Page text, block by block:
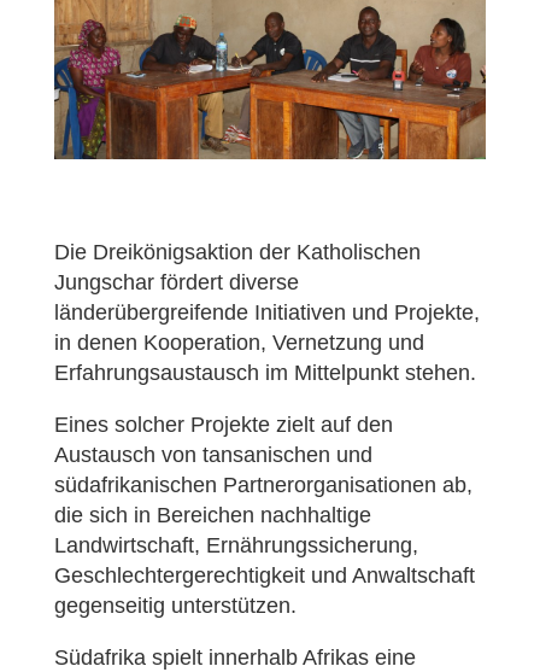
Die Dreikönigsaktion der Katholischen
Jungschar fördert diverse
länderübergreifende Initiativen und Projekte,
in denen Kooperation, Vernetzung und
Erfahrungsaustausch im Mittelpunkt stehen.
Eines solcher Projekte zielt auf den
Austausch von tansanischen und
südafrikanischen Partnerorganisationen ab,
die sich in Bereichen nachhaltige
Landwirtschaft, Ernährungssicherung,
Geschlechtergerechtigkeit und Anwaltschaft
gegenseitig unterstützen.
Südafrika spielt innerhalb Afrikas eine